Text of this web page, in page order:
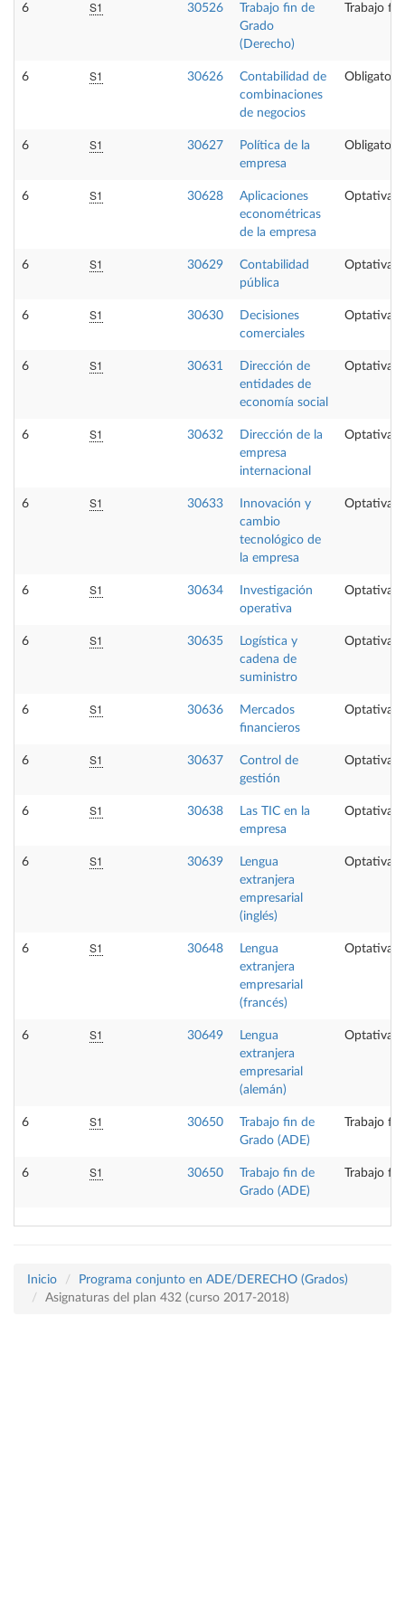
6 S1 30526
Trabajo fin de
Grado
(Derecho)
Trabajo
6 S1 30626
Contabilidad de
combinaciones
de negocios
Obligatoria
6 S1 30627
Política de la
empresa
Obligatoria
6 S1 30628
Aplicaciones
econométricas
de la empresa
Optativa
6 S1 30629
Contabilidad
pública
Optativa
6 S1 30630
Decisiones
comerciales
Optativa
6 S1 30631
Dirección de
entidades de
economía social
Optativa
6 S1 30632
Dirección de la
empresa
internacional
Optativa
6 S1 30633
Innovación y
cambio
tecnológico de
la empresa
Optativa
6 S1 30634
Investigación
operativa
Optativa
6 S1 30635
Logística y
cadena de
suministro
Optativa
6 S1 30636
Mercados
financieros
Optativa
6 S1 30637
Control de
gestión
Optativa
6 S1 30638
Las TIC en la
empresa
Optativa
6 S1 30639
Lengua
extranjera
empresarial
(inglés)
Optativa
6 S1 30648
Lengua
extranjera
empresarial
(francés)
Optativa
6 S1 30649
Lengua
extranjera
empresarial
(alemán)
Optativa
6 S1 30650
Trabajo fin de
Grado (ADE)
Trabajo
6 S1 30650
Trabajo fin de
Grado (ADE)
Trabajo
Inicio
Programa conjunto en ADE/DERECHO (Grados)
Asignaturas del plan 432 (curso 2017-2018)